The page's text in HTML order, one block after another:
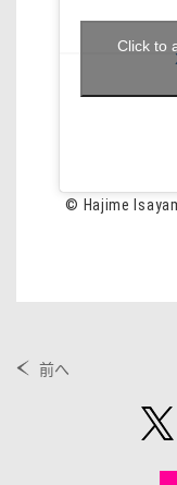
Click to
© Hajime
前へ